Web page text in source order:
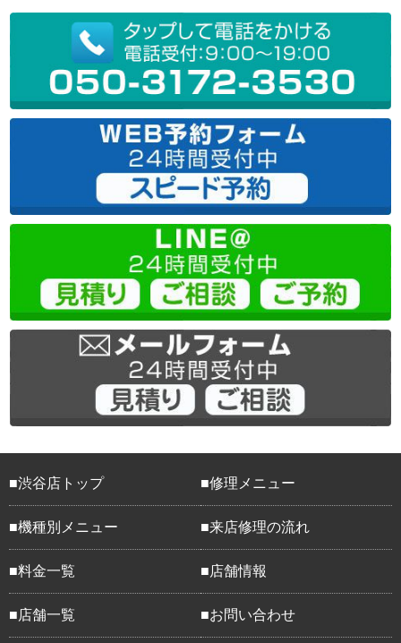
渋谷店トップ 修理メニュー
機種別メニュー 来店修理の流れ
料金一覧 店舗情報
店舗一覧 お問い合わせ